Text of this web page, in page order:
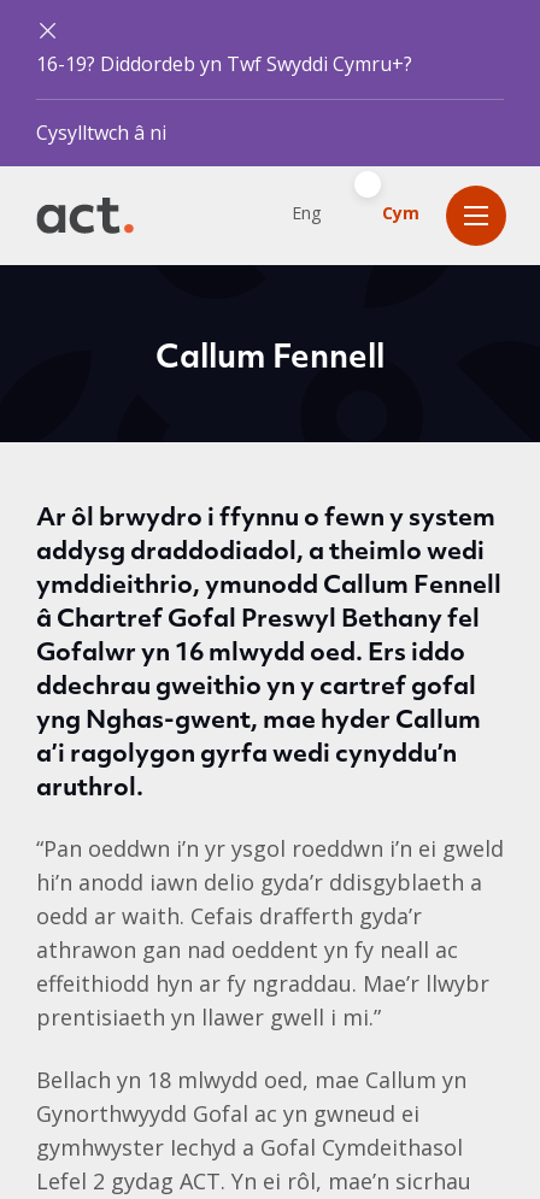
16-19? Diddordeb yn Twf Swyddi Cymru+?
Cysylltwch â ni
Eng Cym
Callum Fennell
Ar ôl brwydro i ffynnu o fewn y system
addysg draddodiadol, a theimlo wedi
ymddieithrio, ymunodd Callum Fennell
â Chartref Gofal Preswyl Bethany fel
Gofalwr yn 16 mlwydd oed. Ers iddo
ddechrau gweithio yn y cartref gofal
yng Nghas-gwent, mae hyder Callum
a’i ragolygon gyrfa wedi cynyddu’n
aruthrol.
“Pan oeddwn i’n yr ysgol roeddwn i’n ei gweld
hi’n anodd iawn delio gyda’r ddisgyblaeth a
oedd ar waith. Cefais drafferth gyda’r
athrawon gan nad oeddent yn fy neall ac
effeithiodd hyn ar fy ngraddau. Mae’r llwybr
prentisiaeth yn llawer gwell i mi.”
Bellach yn 18 mlwydd oed, mae Callum yn
Gynorthwyydd Gofal ac yn gwneud ei
gymhwyster Iechyd a Gofal Cymdeithasol
Lefel 2 gydag ACT. Yn ei rôl, mae’n sicrhau